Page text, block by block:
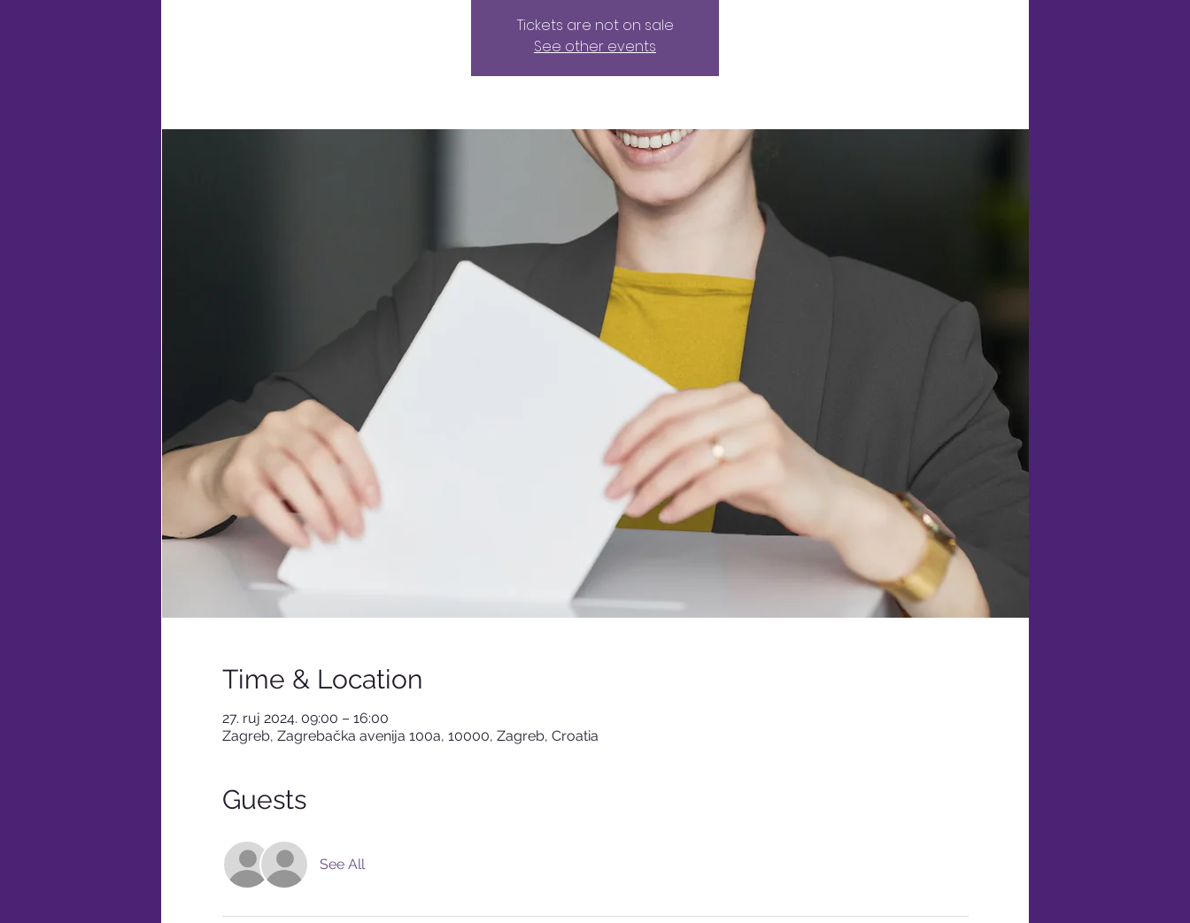
Tickets are not on sale
See other events
Time & Location
27. ruj 2024. 09:00 – 16:00
Zagreb, Zagrebačka avenija 100a, 10000, Zagreb, Croatia
Guests
See All